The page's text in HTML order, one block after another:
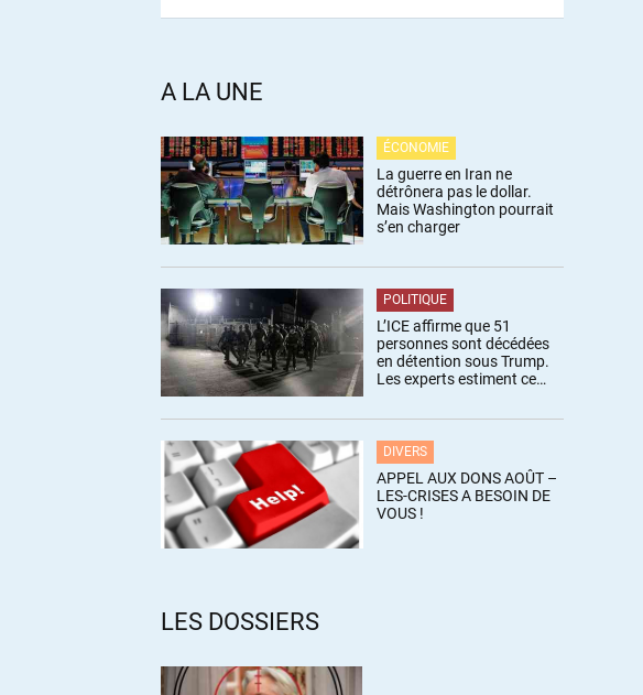
A LA UNE
ÉCONOMIE
La guerre en Iran ne
détrônera pas le dollar.
Mais Washington pourrait
s’en charger
POLITIQUE
L’ICE affirme que 51
personnes sont décédées
en détention sous Trump.
Les experts estiment ce
DIVERS
APPEL AUX DONS AOÛT –
LES-CRISES A BESOIN DE
VOUS !
LES DOSSIERS